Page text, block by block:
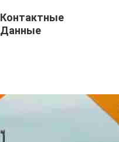
Контактные
Данные